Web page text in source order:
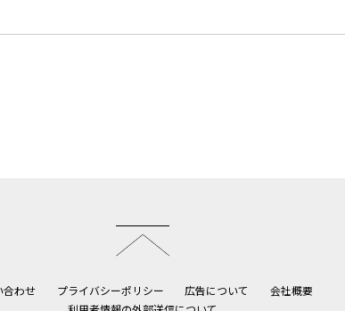
合わせ プライバシーポリシー 広告について
会社概要